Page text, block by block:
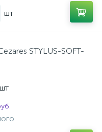
шт
STYLUS-SOFT-